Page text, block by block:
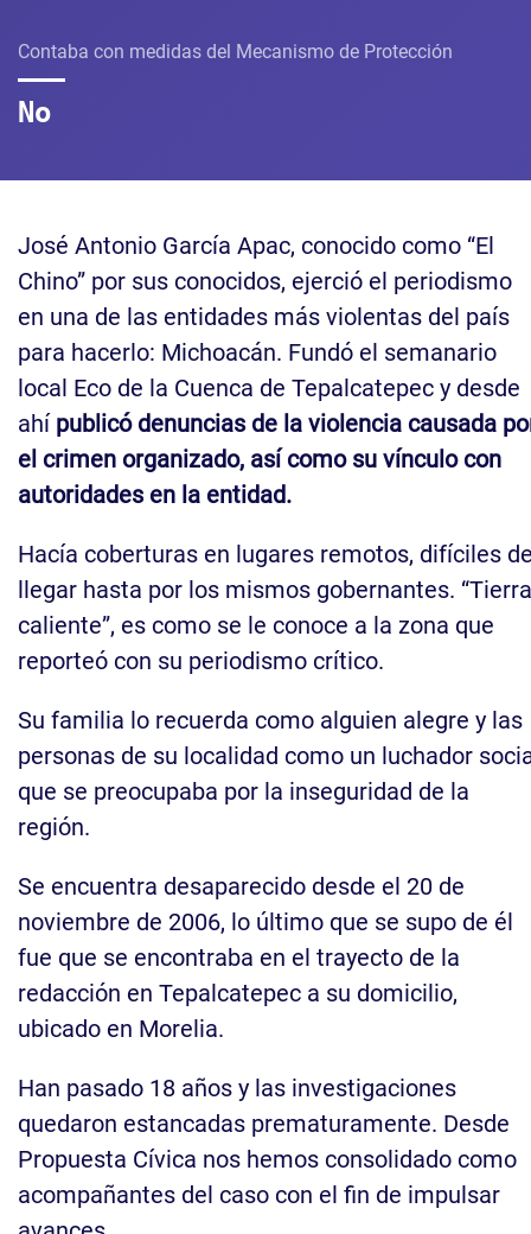
Contaba con medidas del Mecanismo de Protección
No
José Antonio García Apac, conocido como “El
Chino” por sus conocidos, ejerció el periodismo
en una de las entidades más violentas del país
para hacerlo: Michoacán. Fundó el semanario
local Eco de la Cuenca de Tepalcatepec y desde
ahí publicó denuncias de la violencia causada
el crimen organizado, así como su vínculo con
autoridades en la entidad.
Hacía coberturas en lugares remotos, difíciles
llegar hasta por los mismos gobernantes. “Tierra
caliente”, es como se le conoce a la zona que
reporteó con su periodismo crítico.
Su familia lo recuerda como alguien alegre y las
personas de su localidad como un luchador
que se preocupaba por la inseguridad de la
región.
Se encuentra desaparecido desde el 20 de
noviembre de 2006, lo último que se supo de él
fue que se encontraba en el trayecto de la
redacción en Tepalcatepec a su domicilio,
ubicado en Morelia.
Han pasado 18 años y las investigaciones
quedaron estancadas prematuramente. Desde
Propuesta Cívica nos hemos consolidado como
acompañantes del caso con el fin de impulsar